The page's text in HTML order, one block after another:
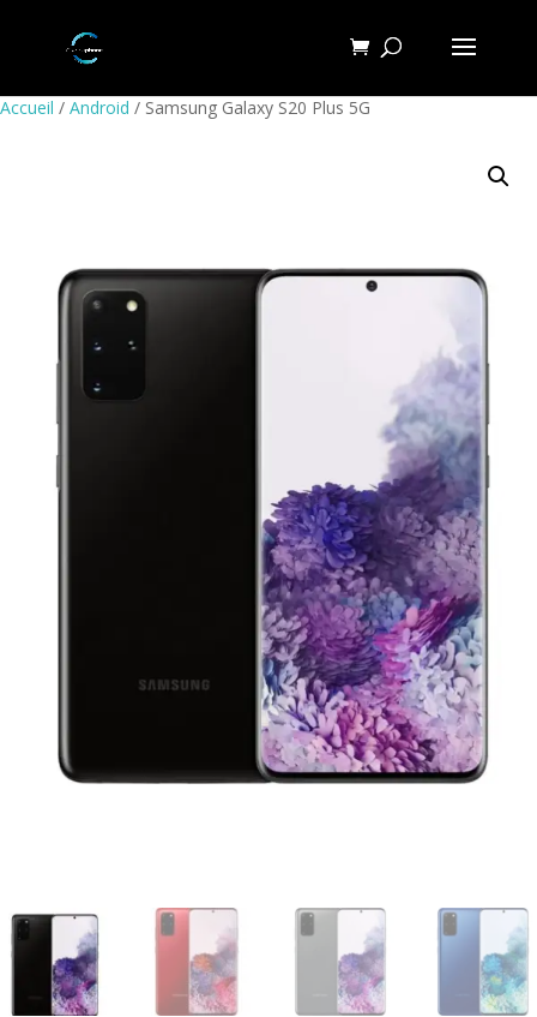
Accueil / Android / Samsung Galaxy S20 Plus 5G